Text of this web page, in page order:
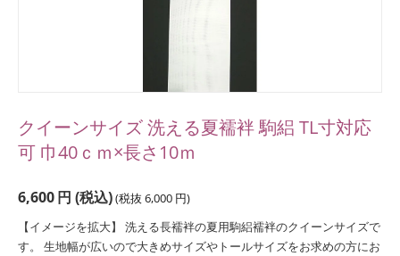
クイーンサイズ 洗える夏襦袢 駒絽 TL寸対応
可 巾40ｃｍ×長さ10ｍ
6,600円 (税込)(税抜 6,000 円)
【イメージを拡大】 洗える長襦袢の夏用駒絽襦袢のクイーンサイズで
す。 生地幅が広いので大きめサイズやトールサイズをお求めの方にお